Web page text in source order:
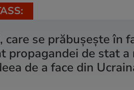
se prăbuşeşte în
propagandei de stat
de a face din